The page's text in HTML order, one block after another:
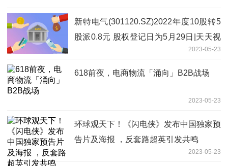
新特电气(301120.SZ)2022年度10股转5
股派0.8元 股权登记日为5月29日|天天视
2023-05-23
618前夜，电商物流「涌向」B2B战场
2023-05-23
环球观天下！《闪电侠》发布中国独家预
告片及海报 ，反套路超英引发共鸣
2023-05-23